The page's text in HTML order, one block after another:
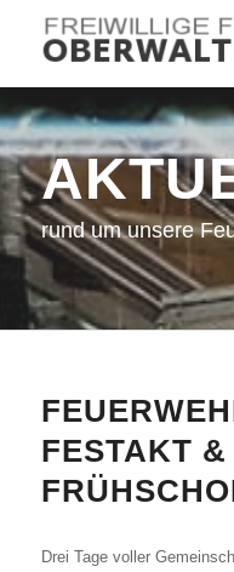
rund um unsere
FESTAKT &
Drei Tage voller